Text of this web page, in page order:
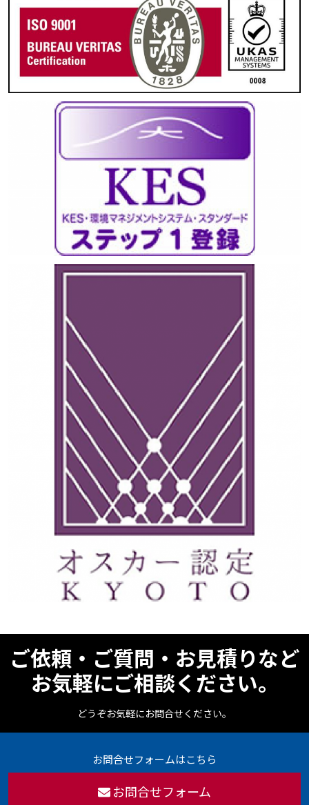
ご依頼・ご質問・お見積りなど
お気軽にご相談ください。
どうぞお気軽にお問合せください。
お問合せフォームはこちら
お問合せフォーム